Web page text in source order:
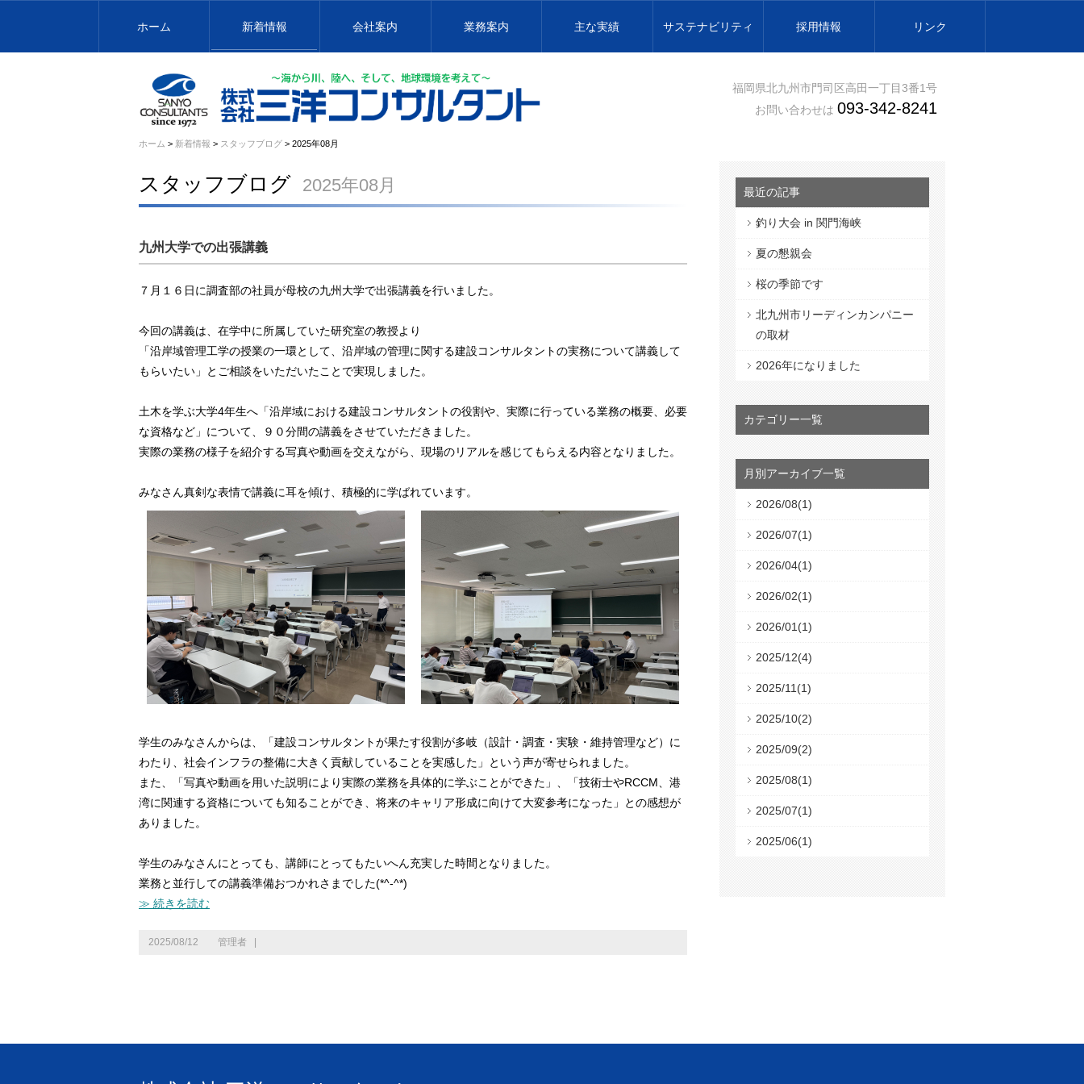
ホーム 新着情報 会社案内 業務案内 主な実績 サステナビリティ 採用情報 リンク
福岡県北九州市門司区高田一丁目3番1号
お問い合わせは 093-342-8241
ホーム > 新着情報 > スタッフブログ > 2025年08月
スタッフブログ 2025年08月
九州大学での出張講義
７月１６日に調査部の社員が母校の九州大学で出張講義を行いました。
今回の講義は、在学中に所属していた研究室の教授より
「沿岸域管理工学の授業の一環として、沿岸域の管理に関する建設コンサルタントの実務について講義して
もらいたい」とご相談をいただいたことで実現しました。
土木を学ぶ大学4年生へ「沿岸域における建設コンサルタントの役割や、実際に行っている業務の概要、必要
な資格など」について、９０分間の講義をさせていただきました。
実際の業務の様子を紹介する写真や動画を交えながら、現場のリアルを感じてもらえる内容となりました。
みなさん真剣な表情で講義に耳を傾け、積極的に学ばれています。
学生のみなさんからは、「建設コンサルタントが果たす役割が多岐（設計・調査・実験・維持管理など）に
わたり、社会インフラの整備に大きく貢献していることを実感した」という声が寄せられました。
また、「写真や動画を用いた説明により実際の業務を具体的に学ぶことができた」、「技術士やRCCM、港
湾に関連する資格についても知ることができ、将来のキャリア形成に向けて大変参考になった」との感想が
ありました。
学生のみなさんにとっても、講師にとってもたいへん充実した時間となりました。
業務と並行しての講義準備おつかれさまでした(*^-^*)
≫ 続きを読む
2025/08/12 管理者
最近の記事
釣り大会 in 関門海峡
夏の懇親会
桜の季節です
北九州市リーディンカンパニー
の取材
2026年になりました
カテゴリー一覧
月別アーカイブ一覧
2026/08(1)
2026/07(1)
2026/04(1)
2026/02(1)
2026/01(1)
2025/12(4)
2025/11(1)
2025/10(2)
2025/09(2)
2025/08(1)
2025/07(1)
2025/06(1)